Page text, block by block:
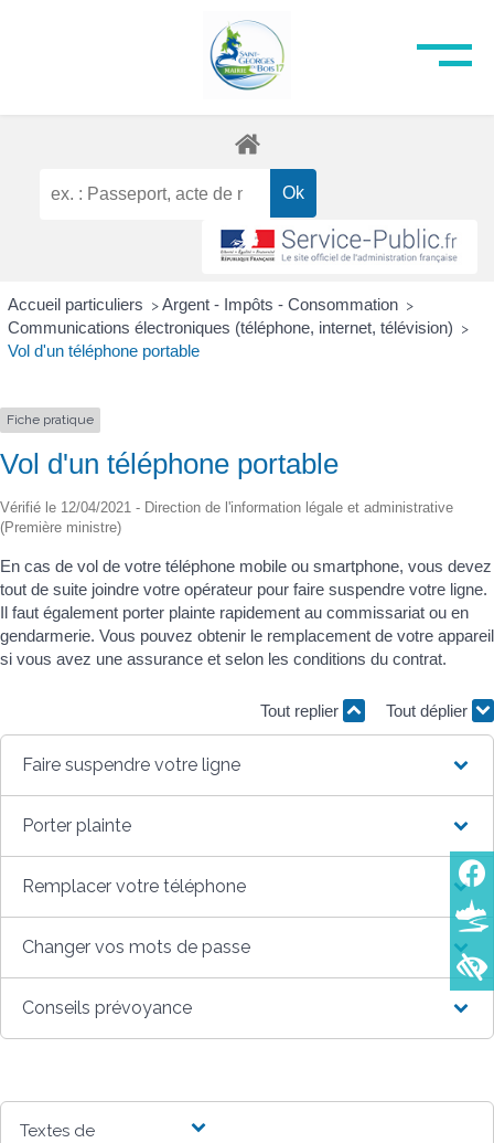
Accueil particuliers > Argent - Impôts - Consommation >
Communications électroniques (téléphone, internet, télévision) >
Vol d'un téléphone portable
Fiche pratique
Vol d'un téléphone portable
Vérifié le 12/04/2021 - Direction de l'information légale et administrative
(Première ministre)
En cas de vol de votre téléphone mobile ou smartphone, vous devez
tout de suite joindre votre opérateur pour faire suspendre votre ligne.
Il faut également porter plainte rapidement au commissariat ou en
gendarmerie. Vous pouvez obtenir le remplacement de votre appareil
si vous avez une assurance et selon les conditions du contrat.
Tout replier Tout déplier
Faire suspendre votre ligne
Porter plainte
Remplacer votre téléphone
Changer vos mots de passe
Conseils prévoyance
Textes de